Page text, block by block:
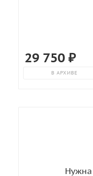
29 750₽
В АРХИВЕ
Нужна